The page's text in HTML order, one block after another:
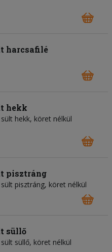
harcsafilé
hekk
hekk, köret nélkül
pisztráng
pisztráng, köret nélkül
süllő
süllő, köret nélkül